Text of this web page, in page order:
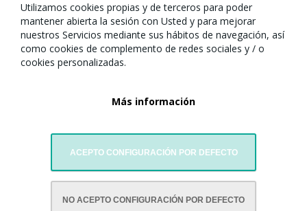
Utilizamos cookies propias y de terceros para poder
mantener abierta la sesión con Usted y para mejorar
nuestros Servicios mediante sus hábitos de navegación, así
como cookies de complemento de redes sociales y / o
cookies personalizadas.
Más información
ACEPTO CONFIGURACIÓN POR DEFECTO
NO ACEPTO CONFIGURACIÓN POR DEFECTO
Esbart Sant Jordi- Joventut Nostra
CON LA COLABORACIÓN DE: